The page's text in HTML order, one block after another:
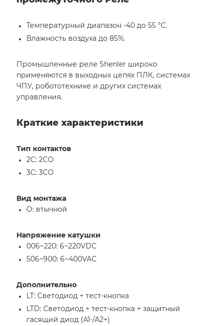
Температурный диапазон -40 до 55 °С.
Влажность воздуха до 85%.
Промышленные реле Shenler широко
применяются в выходных цепях ПЛК, системах
ЧПУ, робототехнике и других системах
управления.
Краткие характеристики
Тип контактов
2C: 2CO
3C: 3CO
Вид монтажа
O: втычной
Напряжение катушки
006~220: 6~220VDC
506~900: 6~400VAC
Дополнительно
LT: Светодиод + тест-кнопка
LTD: Светодиод + тест-кнопка + защитный
гасящий диод (А1-/А2+)